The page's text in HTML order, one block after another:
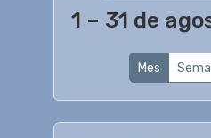
1 – 31 de
Mes